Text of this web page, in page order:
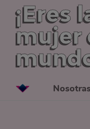
¡Eres
mujer
Nosotras